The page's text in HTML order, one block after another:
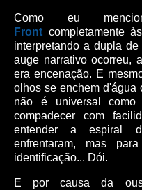
Como eu
Front completamente
interpretando a dupla
auge narrativo ocorreu,
era encenação. E
olhos se enchem d'água
não é universal
compadecer com
entender a espiral
enfrentaram, mas
identificação... Dói.
E por causa da